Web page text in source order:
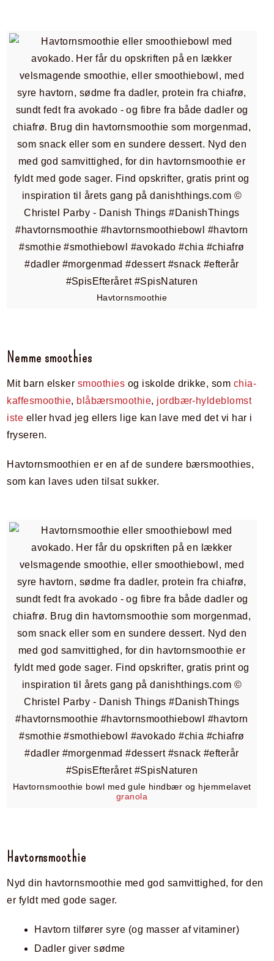
Havtornsmoothie
Nemme smoothies
Mit barn elsker smoothies og iskolde drikke, som chia-
kaffesmoothie, blåbærsmoothie, jordbær-hyldeblomst
iste eller hvad jeg ellers lige kan lave med det vi har i
fryseren.
Havtornsmoothien er en af de sundere bærsmoothies,
som kan laves uden tilsat sukker.
Havtornsmoothie bowl med gule hindbær og hjemmelavet
granola
Havtornsmoothie
Nyd din havtornsmoothie med god samvittighed, for den
er fyldt med gode sager.
Havtorn tilfører syre (og masser af vitaminer)
Dadler giver sødme